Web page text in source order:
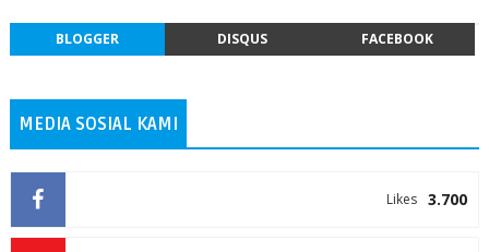
BLOGGER DISQUS FACEBOOK
MEDIA SOSIAL KAMI
3.700
Likes